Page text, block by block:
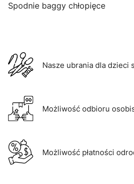
Spodnie baggy chłopięce
Nasze ubrania dla dzieci
Możliwość odbioru
Możliwość płatności